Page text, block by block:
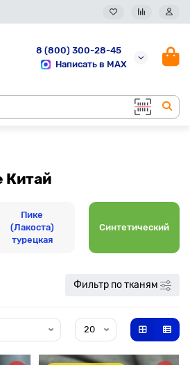
8 (800) 300-28-45
Написать в MAX
Китай
Пике
(Лакоста)
турецкая
Синтетический
Фильтр по тканям